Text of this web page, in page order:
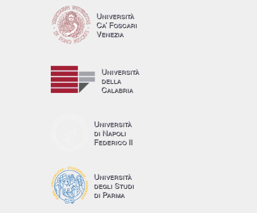
Università
Ca’ Foscari
Venezia
Università
della
Calabria
Università
di Napoli
Federico II
Università
degli Studi
di Parma